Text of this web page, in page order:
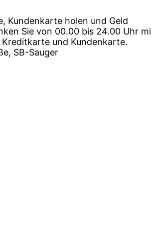
Kundenkarte holen und Geld
Sie von 00.00 bis 24.00 Uhr
und Kundenkarte.
SB-Sauger